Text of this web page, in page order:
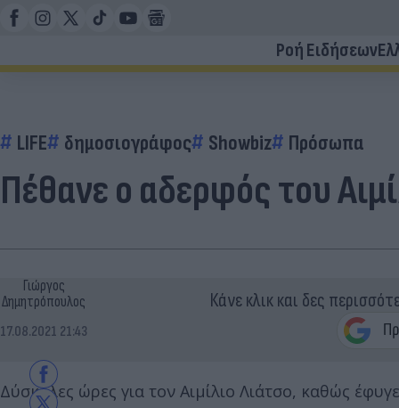
Ροή Ειδήσεων
LIFE δημοσιογράφος Showbiz Πρόσωπα
Πέθανε ο αδερφός του
Γιώργος
Δημητρόπουλος
17.08.2021 21:43
Κάνε κλικ και δες
Δύσκολες ώρες για τον Αιμίλιο Λιάτσο, καθώς